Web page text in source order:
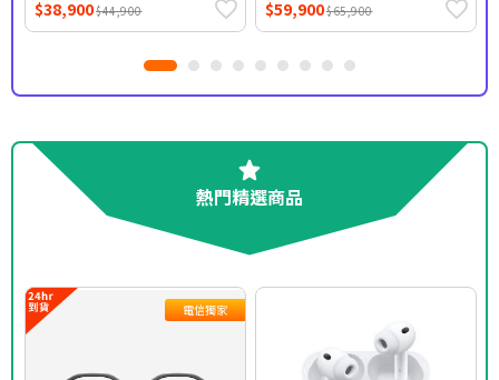
$38,900$44,900 $59,900$65,900
熱門精選商品
電信獨家